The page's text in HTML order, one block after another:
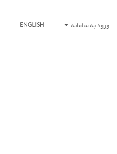
ورود به سامانه ENGLISH